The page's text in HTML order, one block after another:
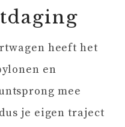
heeft het
en
mee
je eigen traject